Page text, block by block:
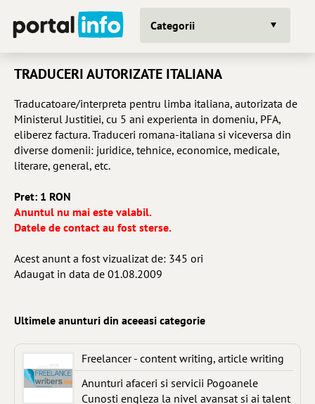
Categorii
TRADUCERI AUTORIZATE ITALIANA
Traducatoare/interpreta pentru limba italiana, autorizata de
Ministerul Justitiei, cu 5 ani experienta in domeniu, PFA,
eliberez factura. Traduceri romana-italiana si viceversa din
diverse domenii: juridice, tehnice, economice, medicale,
literare, general, etc.
Pret: 1 RON
Anuntul nu mai este valabil.
Datele de contact au fost sterse.
Acest anunt a fost vizualizat de: 345 ori
Adaugat in data de 01.08.2009
Ultimele anunturi din aceeasi categorie
Freelancer - content writing, article writing
Anunturi afaceri si servicii Pogoanele
Cunosti engleza la nivel avansat si ai talent